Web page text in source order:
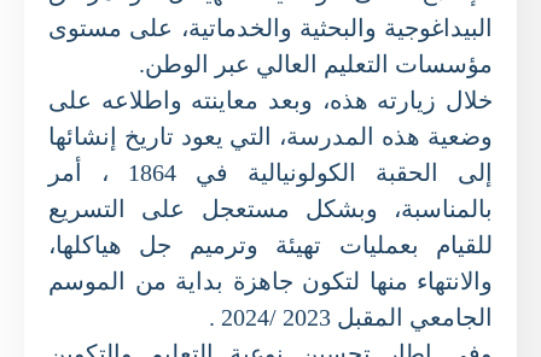
البيداغوجية والبحثية والخدماتية، على مستوى
مؤسسات التعليم العالي عبر الوطن.
خلال زيارته هذه، وبعد معاينته واطلاعه على
وضعية هذه المدرسة، التي يعود تاريخ إنشائها
إلى الحقبة الكولونيالية في 1864 ، أمر
بالمناسبة، وبشكل مستعجل على التسريع
للقيام بعمليات تهيئة وترميم جل هياكلها،
والانتهاء منها لتكون جاهزة بداية من الموسم
الجامعي المقبل 2023 /2024 .